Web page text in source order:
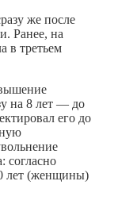
же после
Ранее, на
в третьем
на 8 лет — до
его до
согласно
лет (женщины)